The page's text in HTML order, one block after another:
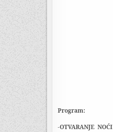
Program:
-OTVARANJE